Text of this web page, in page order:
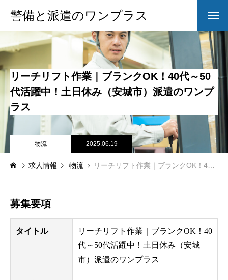
警備と派遣のワンプラス
リーチリフト作業｜ブランクOK！40代～50
代活躍中！土日休み（安城市）派遣のワンプ
ラス
物流 2025.06.19
求人情報 物流 リーチリフト作業｜ブランクOK！40代～50代活躍中！土日休み（安城市）派遣のワンプラス
募集要項
タイトル
リーチリフト作業｜ブランクOK！40
代～50代活躍中！土日休み（安城
市）派遣のワンプラス